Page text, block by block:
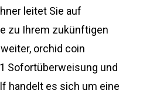
leitet Sie auf
zu Ihrem zukünftigen
orchid coin
Sofortüberweisung und
handelt es sich um eine